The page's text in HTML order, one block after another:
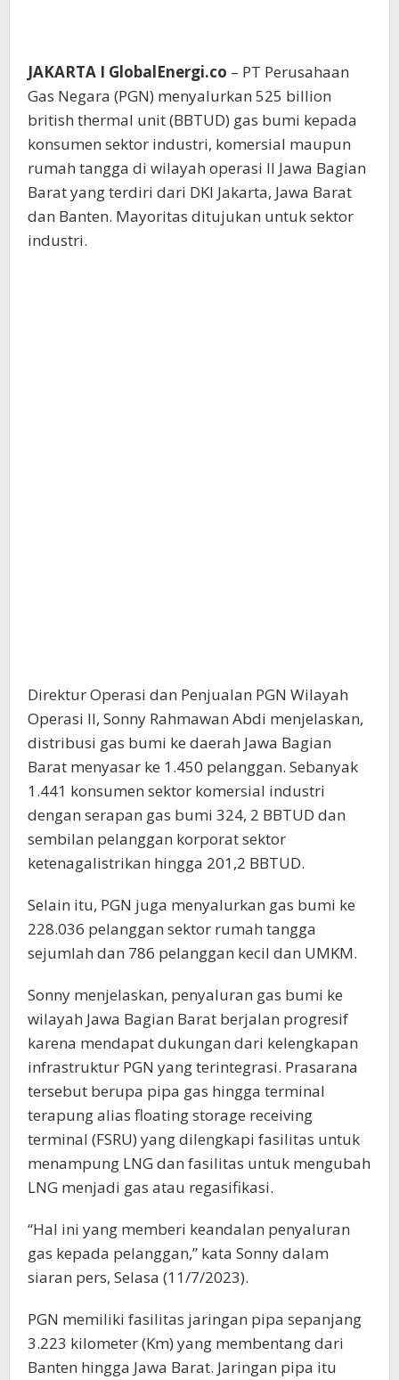
JAKARTA I GlobalEnergi.co – PT Perusahaan
Gas Negara (PGN) menyalurkan 525 billion
british thermal unit (BBTUD) gas bumi kepada
konsumen sektor industri, komersial maupun
rumah tangga di wilayah operasi II Jawa Bagian
Barat yang terdiri dari DKI Jakarta, Jawa Barat
dan Banten. Mayoritas ditujukan untuk sektor
industri.
Direktur Operasi dan Penjualan PGN Wilayah
Operasi II, Sonny Rahmawan Abdi menjelaskan,
distribusi gas bumi ke daerah Jawa Bagian
Barat menyasar ke 1.450 pelanggan. Sebanyak
1.441 konsumen sektor komersial industri
dengan serapan gas bumi 324, 2 BBTUD dan
sembilan pelanggan korporat sektor
ketenagalistrikan hingga 201,2 BBTUD.
Selain itu, PGN juga menyalurkan gas bumi ke
228.036 pelanggan sektor rumah tangga
sejumlah dan 786 pelanggan kecil dan UMKM.
Sonny menjelaskan, penyaluran gas bumi ke
wilayah Jawa Bagian Barat berjalan progresif
karena mendapat dukungan dari kelengkapan
infrastruktur PGN yang terintegrasi. Prasarana
tersebut berupa pipa gas hingga terminal
terapung alias floating storage receiving
terminal (FSRU) yang dilengkapi fasilitas untuk
menampung LNG dan fasilitas untuk mengubah
LNG menjadi gas atau regasifikasi.
“Hal ini yang memberi keandalan penyaluran
gas kepada pelanggan,” kata Sonny dalam
siaran pers, Selasa (11/7/2023).
PGN memiliki fasilitas jaringan pipa sepanjang
3.223 kilometer (Km) yang membentang dari
Banten hingga Jawa Barat. Jaringan pipa itu